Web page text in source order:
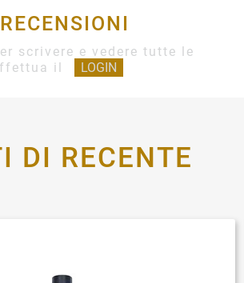
RECENSIONI
scrivere e vedere tutte le
il
LOGIN
DI RECENTE